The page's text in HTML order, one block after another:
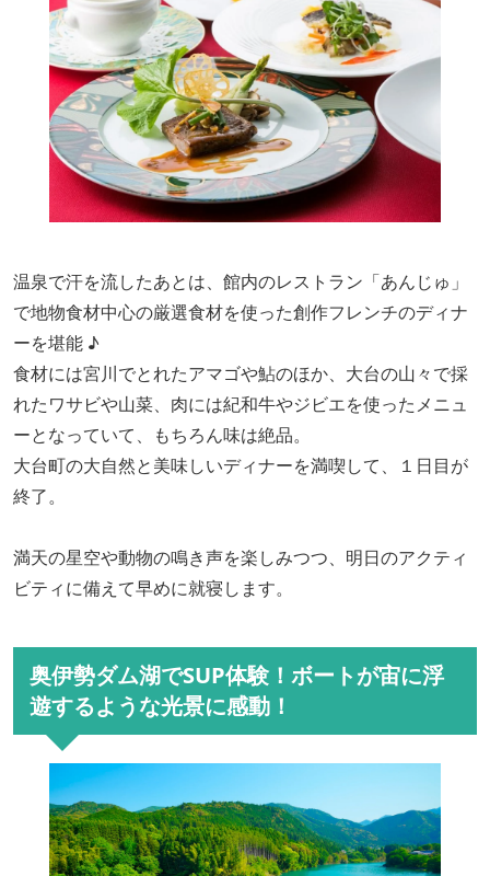
温泉で汗を流したあとは、館内のレストラン「あんじゅ」
で地物食材中心の厳選食材を使った創作フレンチのディナ
ーを堪能 ♪
食材には宮川でとれたアマゴや鮎のほか、大台の山々で採
れたワサビや山菜、肉には紀和牛やジビエを使ったメニュ
ーとなっていて、もちろん味は絶品。
大台町の大自然と美味しいディナーを満喫して、１日目が
終了。
満天の星空や動物の鳴き声を楽しみつつ、 明日のアクティ
ビティに備えて早めに就寝します。
奥伊勢ダム湖でSUP体験！ボートが宙に浮
遊するような光景に感動！